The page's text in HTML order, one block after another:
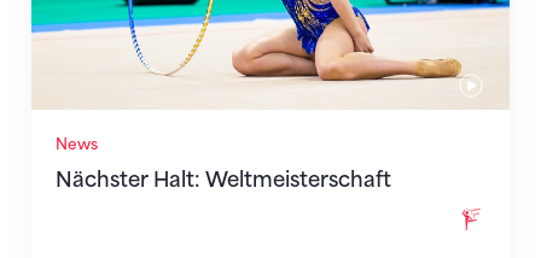
News
Nächster Halt: Weltmeisterschaft